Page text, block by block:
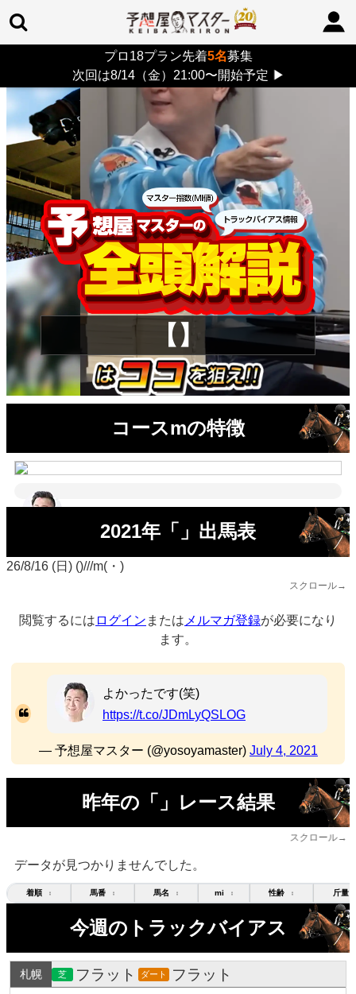
プロ18プラン先着5名募集
次回は8/14（金）21:00〜開始予定 ▶
> 26/8/16 (日)
【】
コースmの特徴
2021年「」出馬表
26/8/16 (日) ()///m(・)
スクロール→
閲覧するには ログイン または メルマガ登録が必要になり
ます。
よかったです(笑)
https://t.co/JDmLyQSLOG
— 予想屋マスター (@yosoyamaster) July 4, 2021
昨年の「」レース結果
スクロール→
データが見つかりませんでした。
着順 ↕ 馬番 ↕ 馬名 ↕ mi ↕ 性齢 ↕ 斤量
今週のトラックバイアス
札幌 芝 フラット ダート フラット